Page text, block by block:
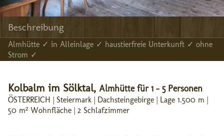
Beschreibung
Almhütte ✓ in Alleinlage ✓ haustierfreie Unterkunft ✓ ohne
Strom ✓
Kolbalm im Sölktal, Almhütte für 1 - 5 Personen
ÖSTERREICH | Steiermark | Dachsteingebirge | Lage 1.500 m |
50 m² Wohnfläche | 2 Schlafzimmer